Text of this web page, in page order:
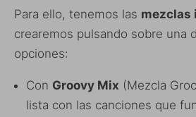
Para ello, tenemos las mezclas
crearemos pulsando sobre una
opciones:
Con Groovy Mix (Mezcla
lista con las canciones que